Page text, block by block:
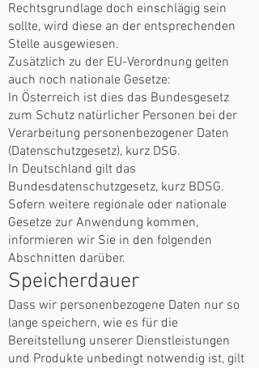
Rechtsgrundlage doch einschlägig sein
sollte, wird diese an der entsprechenden
Stelle ausgewiesen.
Zusätzlich zu der EU-Verordnung gelten
auch noch nationale Gesetze:
In Österreich ist dies das Bundesgesetz
zum Schutz natürlicher Personen bei der
Verarbeitung personenbezogener Daten
(Datenschutzgesetz), kurz DSG.
In Deutschland gilt das
Bundesdatenschutzgesetz, kurz BDSG.
Sofern weitere regionale oder nationale
Gesetze zur Anwendung kommen,
informieren wir Sie in den folgenden
Abschnitten darüber.
Speicherdauer
Dass wir personenbezogene Daten nur so
lange speichern, wie es für die
Bereitstellung unserer Dienstleistungen
und Produkte unbedingt notwendig ist, gilt